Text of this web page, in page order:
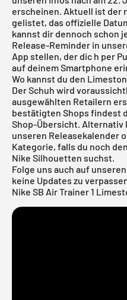
erscheinen. Aktuell ist der
gelistet, das offizielle
kannst dir dennoch schon
Release-Reminder in
App stellen, der dic h per
auf deinem Smartphone
Wo kannst du den
Der Schuh wird
ausgewählten Retailern
bestätigten Shops findest
Shop-Übersicht. Alternativ
unseren Releasekalender
Kategorie, falls du noch
Nike Silhouetten suchst.
Folge uns auch auf
keine Updates zu
Nike SB Air Trainer 1